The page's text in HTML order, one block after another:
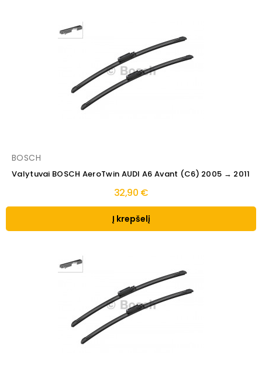
BOSCH
Valytuvai BOSCH AeroTwin AUDI A6 Avant (C6) 2005 → 2011
32,90 €
Į krepšelį